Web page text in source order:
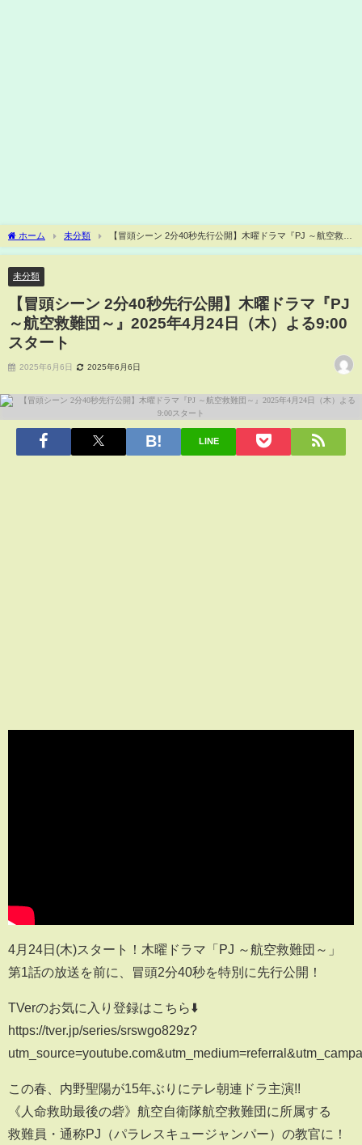
ホーム 未分類
【冒頭シーン 2分40秒先行公開】木曜ドラマ『PJ ～航空救難
団～』2025年4月24日（木）よる9:00スタート
未分類
【冒頭シーン 2分40秒先行公開】木曜ドラマ『PJ
～航空救難団～』2025年4月24日（木）よる9:00
スタート
2025年6月6日 2025年6月6日
LINE
4月24日(木)スタート！木曜ドラマ「PJ ～航空救難団～」
第1話の放送を前に、冒頭2分40秒を特別に先行公開！
TVerのお気に入り登録はこちら⬇️
https://tver.jp/series/srswgo829z?
この春、内野聖陽が15年ぶりにテレ朝連ドラ主演!!
《人命救助最後の砦》航空自衛隊航空救難団に所属する
救難員・通称PJ（パラレスキュージャンパー）の教官に！